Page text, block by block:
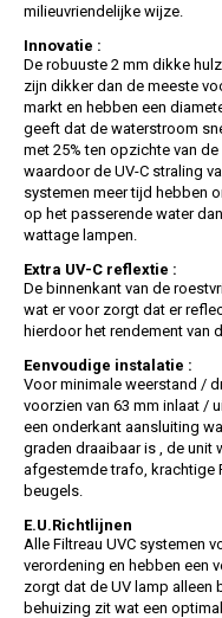
milieuvriendelijke wijze.
Innovatie :
De robuuste 2 mm dikke
zijn dikker dan de meeste
markt en hebben een
geeft dat de waterstroom
met 25% ten opzichte van
waardoor de UV-C straling
systemen meer tijd hebben
op het passerende water
wattage lampen.
Extra UV-C reflextie :
De binnenkant van de
wat er voor zorgt dat er
hierdoor het rendement van
Eenvoudige instalatie :
Voor minimale weerstand /
voorzien van 63 mm inlaat /
een onderkant aansluiting
graden draaibaar is , de unit
afgestemde trafo, krachtige
beugels.
E.U.Richtlijnen
Alle Filtreau UVC systemen
verordening en hebben een
zorgt dat de UV lamp alleen
behuizing zit wat een